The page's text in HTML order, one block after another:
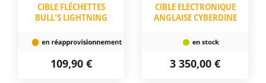
CIBLE FLÉCHETTES
BULL'S LIGHTNING
109,90 €
CIBLE ELECTRONIQUE
ANGLAISE CYBERDINE
3 350,00 €